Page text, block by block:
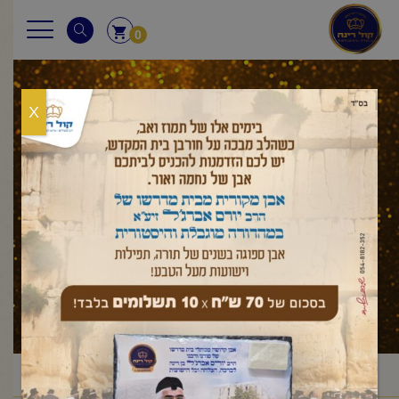
0
נח
ראשי/מאמר לשבת/בראשית/ נח
X